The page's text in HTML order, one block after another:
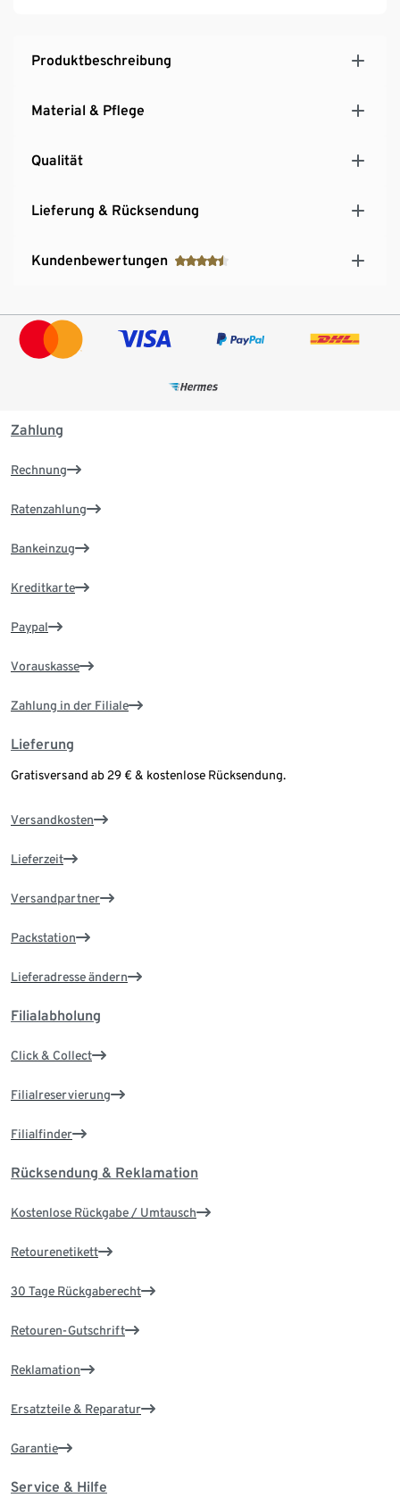
Produktbeschreibung
Material & Pflege
Qualität
Lieferung & Rücksendung
Kundenbewertungen
Zahlung
Rechnung
Ratenzahlung
Bankeinzug
Kreditkarte
Paypal
Vorauskasse
Zahlung in der Filiale
Lieferung
Gratisversand ab 29 € & kostenlose Rücksendung.
Versandkosten
Lieferzeit
Versandpartner
Packstation
Lieferadresse ändern
Filialabholung
Click & Collect
Filialreservierung
Filialfinder
Rücksendung & Reklamation
Kostenlose Rückgabe / Umtausch
Retourenetikett
30 Tage Rückgaberecht
Retouren-Gutschrift
Reklamation
Ersatzteile & Reparatur
Garantie
Service & Hilfe